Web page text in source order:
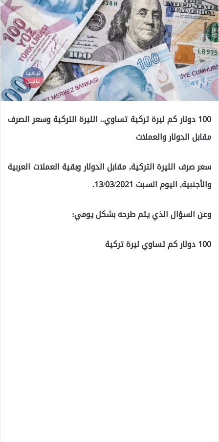
100 دولار كم ليرة تركية تساوي.. الليرة التركية وسعر الصرف
مقابل الدولار والعملات
سعر صرف الليرة التركية, مقابل الدولار وبقية العملات العربية
والأجنبية, اليوم السبت 13/03/2021.
وعن السؤال الذي يتم طرحه بشكل يومي:
100 دولار كم تساوي ليرة تركية